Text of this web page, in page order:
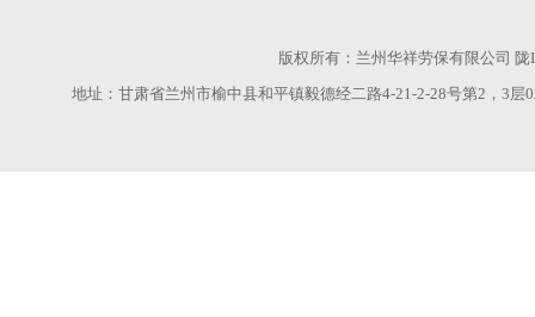
版权所有：兰州华祥劳保有限公司 陇
地址：甘肃省兰州市榆中县和平镇毅德经二路4-21-2-28号第2，3